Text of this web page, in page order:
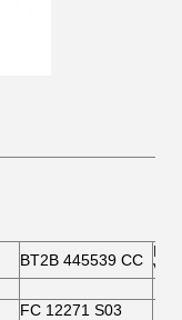
BT2B 445539 CC
FC 12271 S03